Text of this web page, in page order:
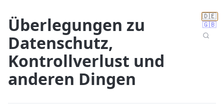
🇩🇪
🇬🇧
Überlegungen zu
Datenschutz,
Kontrollverlust und
anderen Dingen